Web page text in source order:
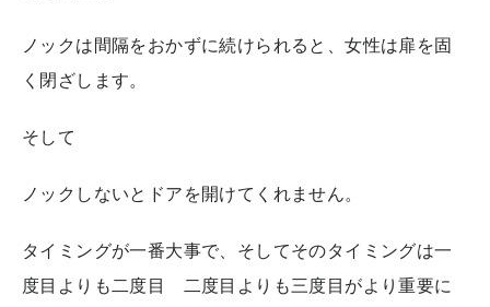
ノックは間隔をおかずに続けられると、女性は扉を固
く閉ざします。
そして
ノックしないとドアを開けてくれません。
タイミングが一番大事で、そしてそのタイミングは一
度目よりも二度目 二度目よりも三度目がより重要に